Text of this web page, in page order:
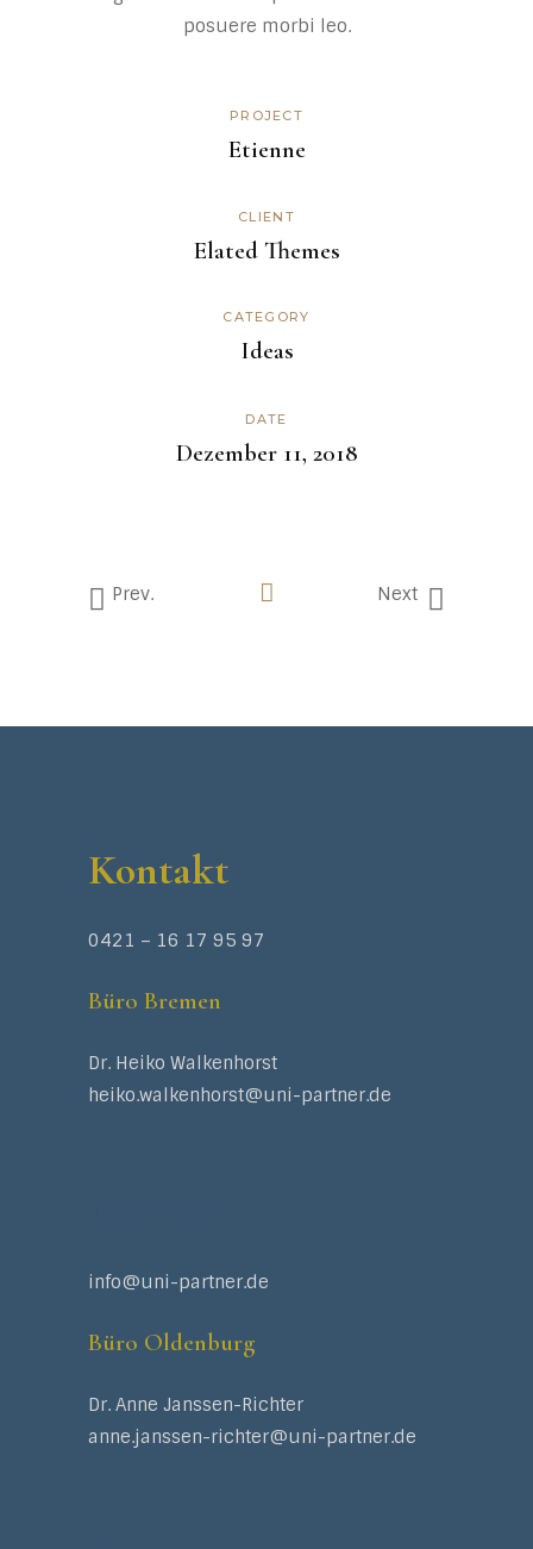
posuere morbi leo.
PROJECT
Etienne
CLIENT
Elated Themes
CATEGORY
Ideas
DATE
Dezember 11, 2018
Prev. Next
Kontakt
0421 – 16 17 95 97
Büro Bremen
Dr. Heiko Walkenhorst
heiko.walkenhorst@uni-partner.de
info@uni-partner.de
Büro Oldenburg
Dr. Anne Janssen-Richter
anne.janssen-richter@uni-partner.de